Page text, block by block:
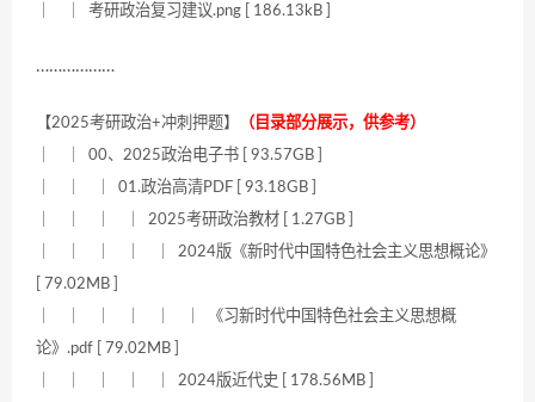
｜ ｜ 考研政治复习建议.png [ 186.13kB ]
………………
【2025考研政治+冲刺押题】
（目录部分展示，供参考）
｜ ｜ 00、2025政治电子书 [ 93.57GB ]
｜ ｜ ｜ 01.政治高清PDF [ 93.18GB ]
｜ ｜ ｜ ｜ 2025考研政治教材 [ 1.27GB ]
｜ ｜ ｜ ｜ ｜ 2024版《新时代中国特色社会主义思想概论》
[ 79.02MB ]
｜ ｜ ｜ ｜ ｜ ｜ 《习新时代中国特色社会主义思想概
论》.pdf [ 79.02MB ]
｜ ｜ ｜ ｜ ｜ 2024版近代史 [ 178.56MB ]